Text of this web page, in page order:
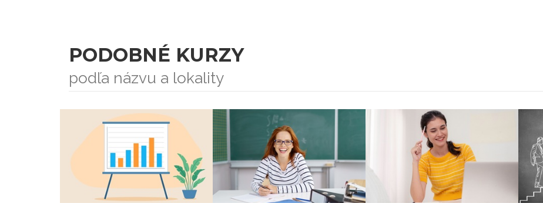
PODOBNÉ KURZY
podľa názvu a lokality